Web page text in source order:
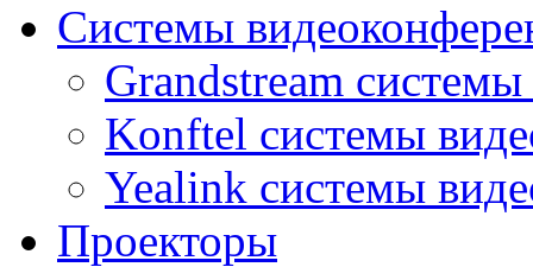
Системы
Grandstream
Konftel системы
Yealink системы
Проекторы